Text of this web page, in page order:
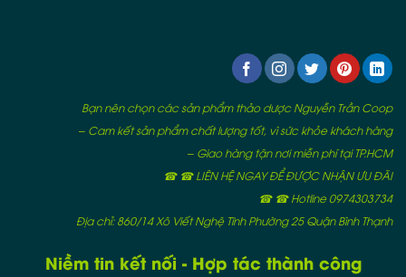
Bạn nên chọn các sản phẩm thảo dược Nguyễn Trần Coop
– Cam kết sản phẩm chất lượng tốt, vì sức khỏe khách hàng
– Giao hàng tận nơi miễn phí tại TP.HCM
☎ ☎ LIÊN HỆ NGAY ĐỂ ĐƯỢC NHẬN ƯU ĐÃI
☎ ☎ Hotline 0974303734
Địa chỉ: 860/14 Xô Viết Nghệ Tĩnh Phường 25 Quận Bình Thạnh
Niềm tin kết nối - Hợp tác thành công